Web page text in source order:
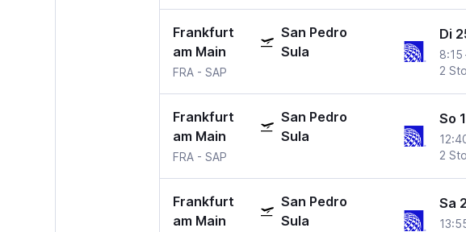
Frankfurt
am Main
San Pedro
Sula
FRA- SAP
Di
8:15
2
Frankfurt
am Main
San Pedro
Sula
FRA- SAP
So
2
Frankfurt
am Main
San Pedro
Sula
Sa